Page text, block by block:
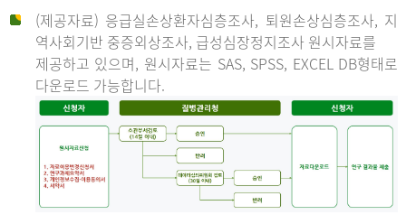
(제공자료) 응급실손상환자심층조사, 퇴원손상심층조사, 지
역사회기반 중증외상조사, 급성심장정지조사 원시자료를
제공하고 있으며, 원시자료는 SAS, SPSS, EXCEL DB형태로
다운로드 가능합니다.